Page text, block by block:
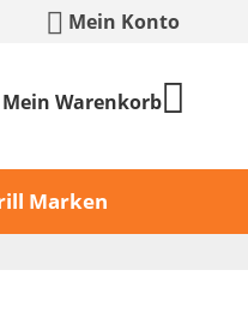
Mein Konto
Mein Warenkorb
Marken